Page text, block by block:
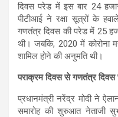
दिवस परेड में इस बार 24
पीटीआई ने रक्षा सूत्रों के
गणतंत्र दिवस की परेड में 25
थी। जबकि, 2020 में कोरोना
शामिल होने की अनुमति थी।
पराक्रम दिवस से गणतंत्र
प्रधानमंत्री नरेंद्र मोदी ने
समारोह की शुरुआत नेताजी